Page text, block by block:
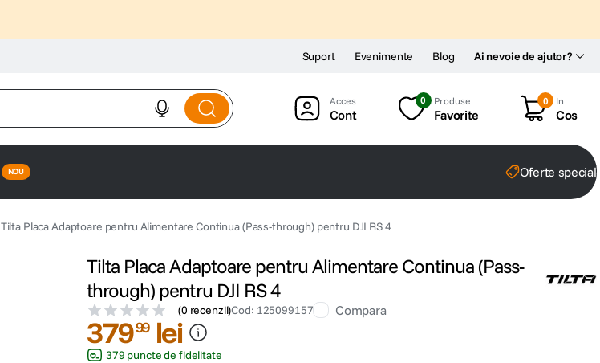
Ai nevoie de ajutor?
Suport Evenimente Blog
Cont
0 Produse
Favorite
0 In
Cos
Oferte
Tilta Placa Adaptoare pentru Alimentare Continua (Pass-through) pentru DJI RS 4
Tilta Placa Adaptoare pentru Alimentare Continua (Pass-
through) pentru DJI RS 4
(0 recenzii)Cod: 125099157 Compara
37999 lei
379 puncte de fidelitate